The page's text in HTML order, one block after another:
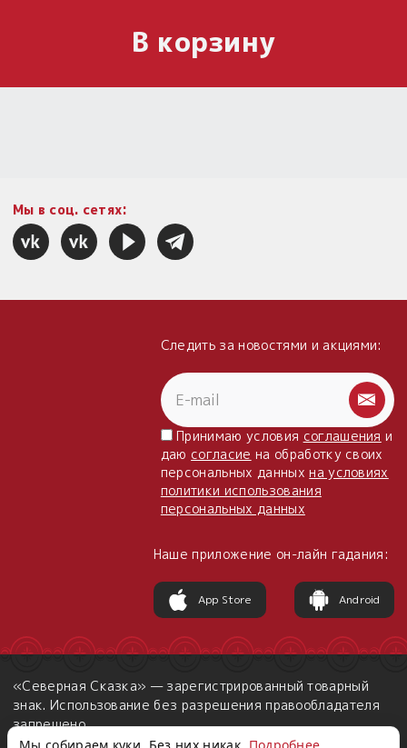
В корзину
Мы в соц. сетях:
Следить за новостями и акциями:
Принимаю условия соглашения и
даю согласие на обработку своих
персональных данныхна условиях
политики использования
персональных данных
Наше приложение он-лайн гадания:
App Store Android
«Северная Сказка» — зарегистрированный товарный
знак. Использование без разрешения правообладателя
запрещено.